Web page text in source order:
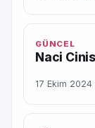
GÜNCEL
Naci
17 Ekim 2024